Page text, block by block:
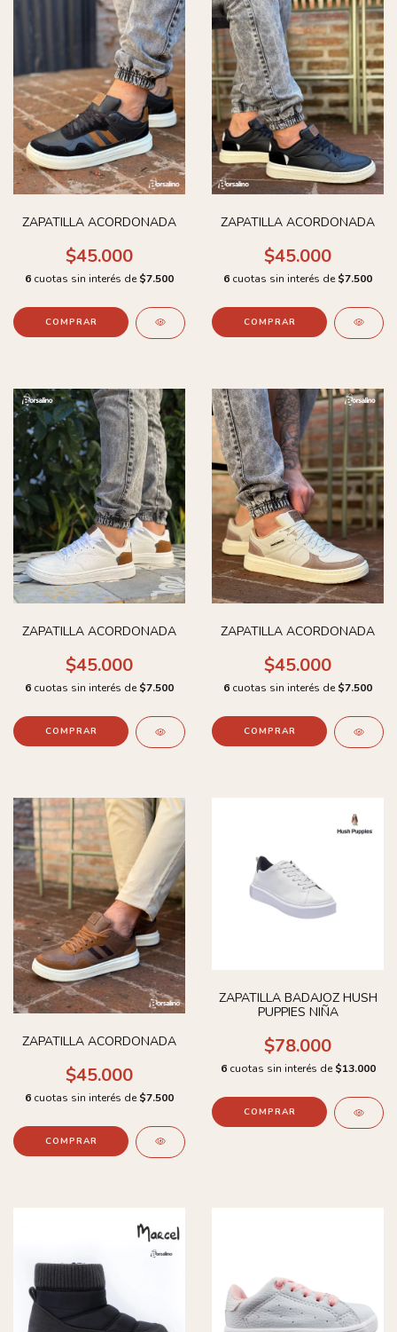
ZAPATILLA ACORDONADA
$45.000
6 cuotas sin interés de $7.500
COMPRAR
ZAPATILLA ACORDONADA
$45.000
6 cuotas sin interés de $7.500
COMPRAR
ZAPATILLA ACORDONADA
$45.000
6 cuotas sin interés de $7.500
COMPRAR
ZAPATILLA ACORDONADA
$45.000
6 cuotas sin interés de $7.500
COMPRAR
ZAPATILLA ACORDONADA
$45.000
6 cuotas sin interés de $7.500
COMPRAR
ZAPATILLA BADAJOZ HUSH
PUPPIES NIÑA
$78.000
6 cuotas sin interés de $13.000
COMPRAR